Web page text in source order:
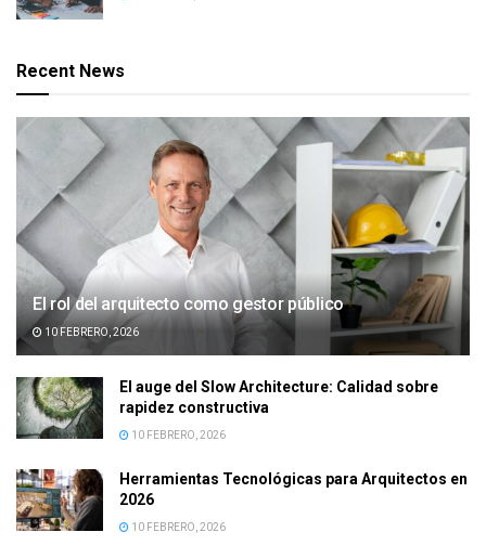
Recent News
El rol del arquitecto como gestor público
10 FEBRERO, 2026
El auge del Slow Architecture: Calidad sobre
rapidez constructiva
10 FEBRERO, 2026
Herramientas Tecnológicas para Arquitectos en
2026
10 FEBRERO, 2026